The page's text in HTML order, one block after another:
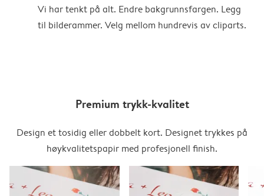
Vi har tenkt på alt. Endre bakgrunnsfargen. Legg
til bilderammer. Velg mellom hundrevis av cliparts.
Premium trykk-kvalitet
Design et tosidig eller dobbelt kort. Designet trykkes på
høykvalitetspapir med profesjonell finish.